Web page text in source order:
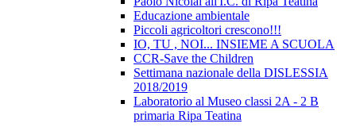
Educazione ambientale
Piccoli agricoltori crescono!!!
IO, TU , NOI... INSIEME A SCUOLA
CCR-Save the Children
Settimana nazionale della DISLESSIA
2018/2019
Laboratorio al Museo classi 2A - 2 B
primaria Ripa Teatina